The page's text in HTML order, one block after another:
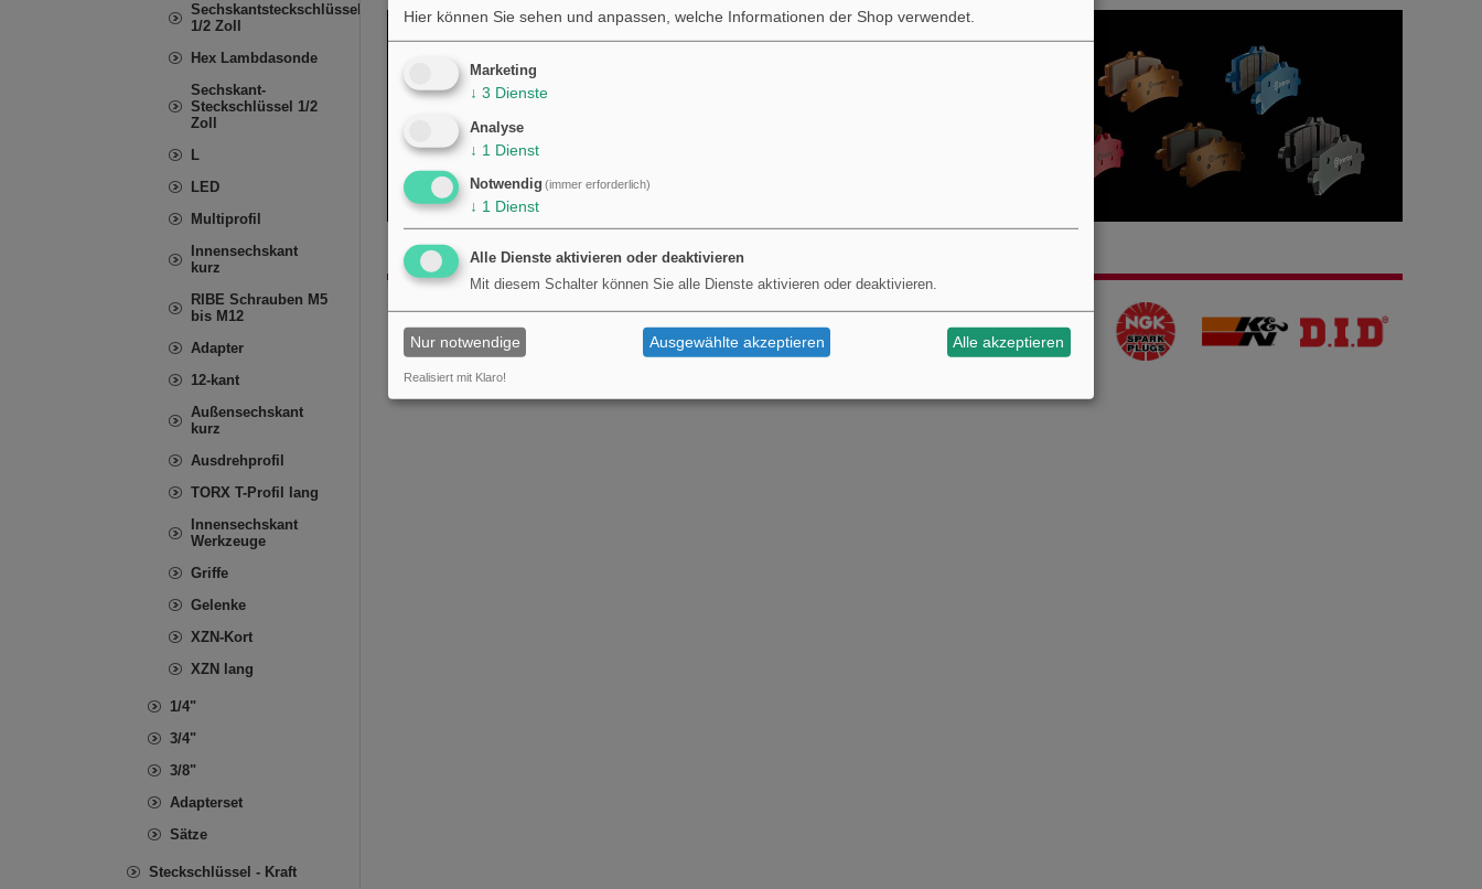
Sechskantsteckschlüssel
1/2 Zoll
Hex Lambdasonde
Sechskant-
Steckschlüssel 1/2
Zoll
L
LED
Multiprofil
Innensechskant
kurz
RIBE Schrauben M5
bis M12
Adapter
12-kant
Außensechskant
kurz
Ausdrehprofil
TORX T-Profil lang
Innensechskant
Werkzeuge
Griffe
Gelenke
XZN-Kort
XZN lang
1/4"
3/4"
3/8"
Adapterset
Sätze
Steckschlüssel - Kraft
Hier können Sie sehen und anpassen, welche Informationen der Shop verwendet.
Marketing
↓ 3 Dienste
Analyse
↓ 1 Dienst
Notwendig (immer erforderlich)
↓ 1 Dienst
Alle Dienste aktivieren oder deaktivieren
Mit diesem Schalter können Sie alle Dienste aktivieren oder deaktivieren.
Nur notwendige Ausgewählte akzeptieren Alle akzeptieren
Realisiert mit Klaro!